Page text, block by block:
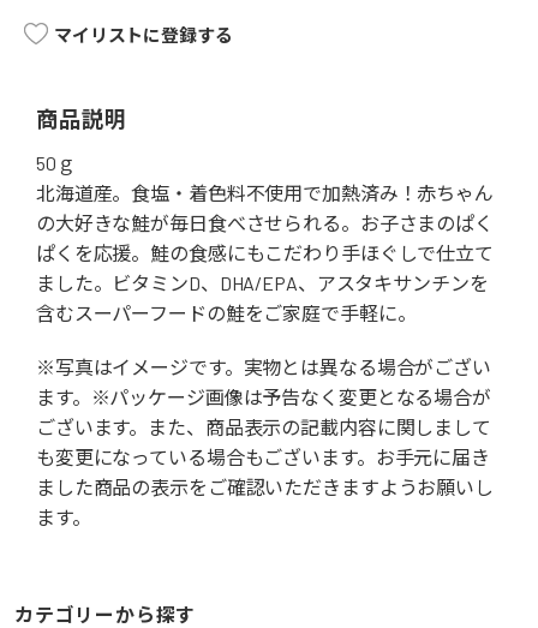
マイリストに登録する
商品説明
50ｇ
北海道産。食塩・着色料不使用で加熱済み！赤ちゃん
の大好きな鮭が毎日食べさせられる。お子さまのぱく
ぱくを応援。鮭の食感にもこだわり手ほぐしで仕立て
ました。ビタミンD、DHA/EPA、アスタキサンチンを
含むスーパーフードの鮭をご家庭で手軽に。
※写真はイメージです。実物とは異なる場合がござい
ます。※パッケージ画像は予告なく変更となる場合が
ございます。また、商品表示の記載内容に関しまして
も変更になっている場合もございます。お手元に届き
ました商品の表示をご確認いただきますようお願いし
ます。
カテゴリーから探す